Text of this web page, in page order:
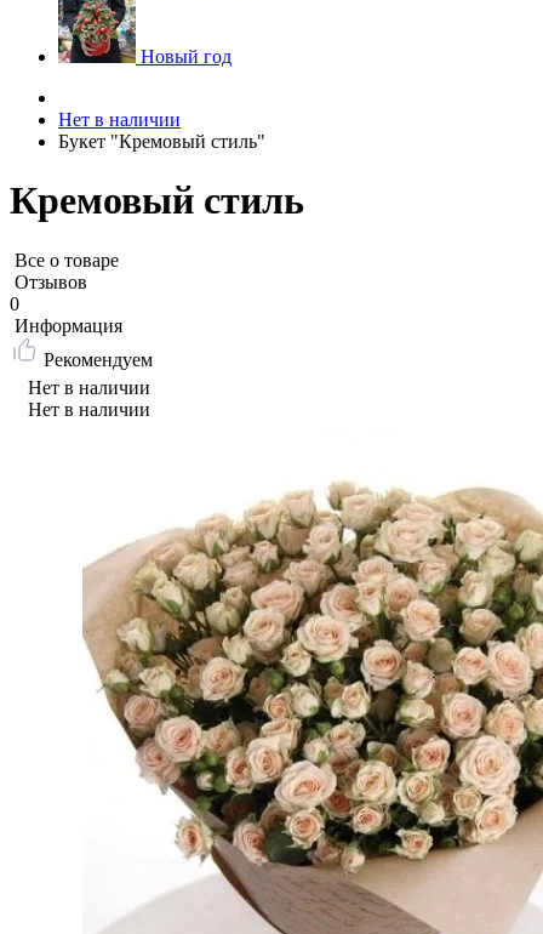
Новый год
Нет в наличии
Букет "Кремовый стиль"
Кремовый стиль
Все о товаре
Отзывов
0
Информация
Рекомендуем
Нет в наличии
Нет в наличии